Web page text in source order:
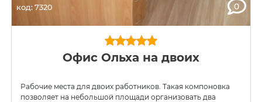
код: 7320 0
Офис Ольха на двоих
Рабочие места для двоих работников. Такая компоновка
позволяет на небольшой площади организовать два